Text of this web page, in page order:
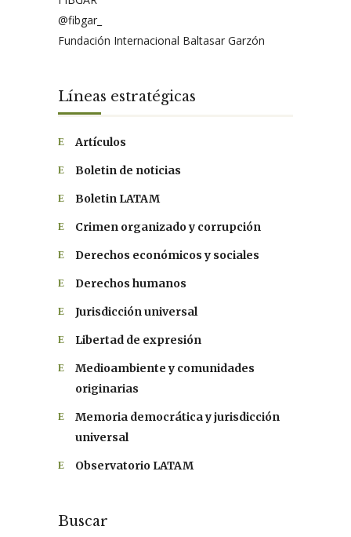
@fibgar_
Fundación Internacional Baltasar Garzón
Líneas estratégicas
Artículos
Boletin de noticias
Boletin LATAM
Crimen organizado y corrupción
Derechos económicos y sociales
Derechos humanos
Jurisdicción universal
Libertad de expresión
Medioambiente y comunidades
originarias
Memoria democrática y jurisdicción
universal
Observatorio LATAM
Buscar